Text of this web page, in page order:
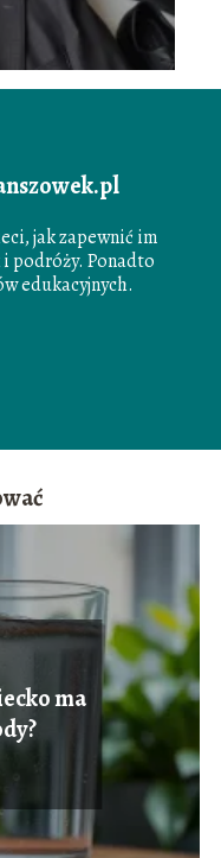
jak zapewnić im
podróży. Ponadto
edukacyjnych.
ma